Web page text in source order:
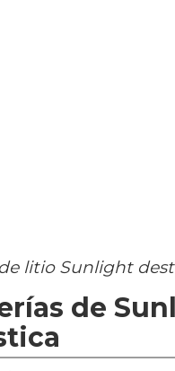
litio Sunlight
de